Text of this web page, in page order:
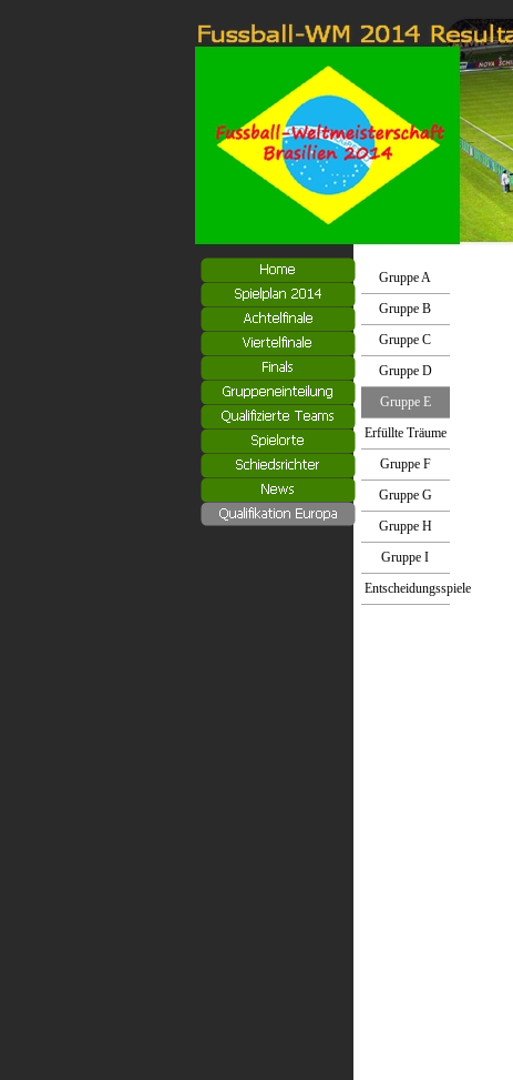
Gruppe A
Gruppe B
Gruppe C
Gruppe D
Gruppe E
Erfüllte Träume
Gruppe F
Gruppe G
Gruppe H
Gruppe I
Entscheidungsspiele